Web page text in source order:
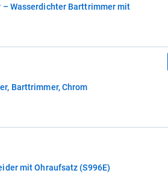
– Wasserdichter Barttrimmer mit
Barttrimmer, Chrom
mit Ohraufsatz (S996E)